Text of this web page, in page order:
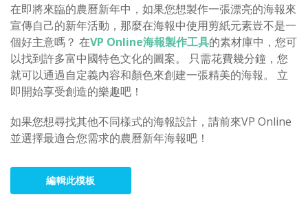
在即將來臨的農曆新年中，如果您想製作一張漂亮的海報來
宣傳自己的新年活動，那麼在海報中使用剪紙元素豈不是一
個好主意嗎？ 在VP Online海報製作工具的素材庫中，您可
以找到許多富中國特色文化的圖案。 只需花費幾分鐘，您
就可以通過自定義內容和顏色來創建一張精美的海報。 立
即開始享受創造的樂趣吧！
如果您想尋找其他不同樣式的海報設計，請前來VP Online
並選擇最適合您需求的農曆新年海報吧！
編輯此模板